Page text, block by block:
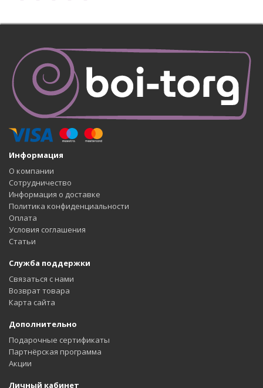
Информация
О компании
Сотрудничество
Информация о доставке
Политика конфиденциальности
Оплата
Условия соглашения
Статьи
Служба поддержки
Связаться с нами
Возврат товара
Карта сайта
Дополнительно
Подарочные сертификаты
Партнёрская программа
Акции
Личный кабинет